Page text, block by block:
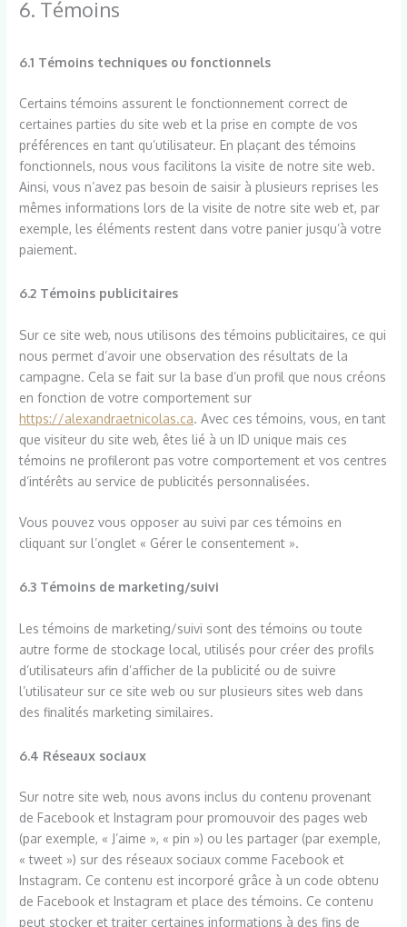
6. Témoins
6.1 Témoins techniques ou fonctionnels
Certains témoins assurent le fonctionnement correct de
certaines parties du site web et la prise en compte de vos
préférences en tant qu’utilisateur. En plaçant des témoins
fonctionnels, nous vous facilitons la visite de notre site web.
Ainsi, vous n’avez pas besoin de saisir à plusieurs reprises les
mêmes informations lors de la visite de notre site web et, par
exemple, les éléments restent dans votre panier jusqu’à votre
paiement.
6.2 Témoins publicitaires
Sur ce site web, nous utilisons des témoins publicitaires, ce qui
nous permet d’avoir une observation des résultats de la
campagne. Cela se fait sur la base d’un profil que nous créons
en fonction de votre comportement sur
https://alexandraetnicolas.ca. Avec ces témoins, vous, en tant
que visiteur du site web, êtes lié à un ID unique mais ces
témoins ne profileront pas votre comportement et vos centres
d’intérêts au service de publicités personnalisées.
Vous pouvez vous opposer au suivi par ces témoins en
cliquant sur l’onglet « Gérer le consentement ».
6.3 Témoins de marketing/suivi
Les témoins de marketing/suivi sont des témoins ou toute
autre forme de stockage local, utilisés pour créer des profils
d’utilisateurs afin d’afficher de la publicité ou de suivre
l’utilisateur sur ce site web ou sur plusieurs sites web dans
des finalités marketing similaires.
6.4 Réseaux sociaux
Sur notre site web, nous avons inclus du contenu provenant
de Facebook et Instagram pour promouvoir des pages web
(par exemple, « J’aime », « pin ») ou les partager (par exemple,
« tweet ») sur des réseaux sociaux comme Facebook et
Instagram. Ce contenu est incorporé grâce à un code obtenu
de Facebook et Instagram et place des témoins. Ce contenu
peut stocker et traiter certaines informations à des fins de